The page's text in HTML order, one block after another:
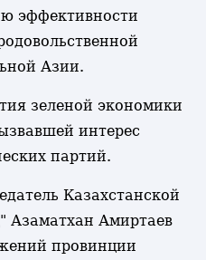
эффективности
Азии.
зеленой экономики
интерес
партий.
Казахстанской
Азаматхан Амиртаев
провинции